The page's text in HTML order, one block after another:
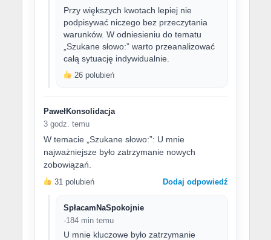
Przy większych kwotach lepiej nie
podpisywać niczego bez przeczytania
warunków. W odniesieniu do tematu
„Szukane słowo:” warto przeanalizować
całą sytuację indywidualnie.
26 polubień
PawełKonsolidacja
3 godz. temu
W temacie „Szukane słowo:”: U mnie
najważniejsze było zatrzymanie nowych
zobowiązań.
31 polubień Dodaj odpowiedź
SpłacamNaSpokojnie
-184 min temu
U mnie kluczowe było zatrzymanie